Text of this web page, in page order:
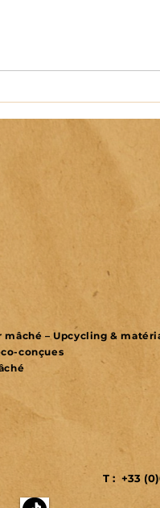
– Upcycling &
conçues
T : +33